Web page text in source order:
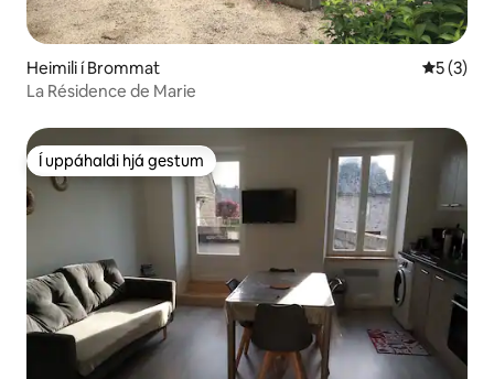
Heimili í Brommat 5 af 5 í
5 (3)
La Résidence de Marie
Í uppáhaldi hjá gestum
Í uppáhaldi hjá gestum